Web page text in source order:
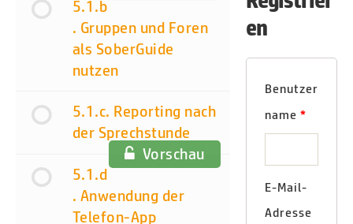
5.1.b
. Gruppen und Foren
als SoberGuide
nutzen
5.1.c. Reporting nach
der Sprechstunde
Vorschau
5.1.d
. Anwendung der
Telefon-App
en
Benutzer
name *
E-Mail-
Adresse